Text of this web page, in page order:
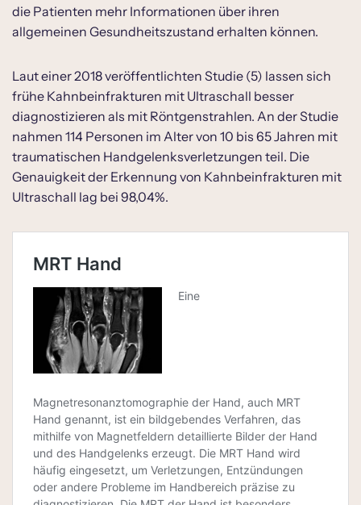
die Patienten mehr Informationen über ihren
allgemeinen Gesundheitszustand erhalten können.
Laut einer 2018 veröffentlichten Studie (5) lassen sich
frühe Kahnbeinfrakturen mit Ultraschall besser
diagnostizieren als mit Röntgenstrahlen. An der Studie
nahmen 114 Personen im Alter von 10 bis 65 Jahren mit
traumatischen Handgelenksverletzungen teil. Die
Genauigkeit der Erkennung von Kahnbeinfrakturen mit
Ultraschall lag bei 98,04%.